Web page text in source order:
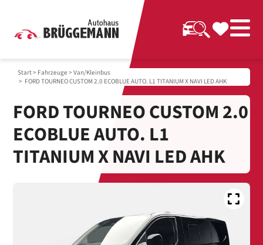
Start> Fahrzeuge >Van/Kleinbus
> FORD TOURNEO CUSTOM 2.0 ECOBLUE AUTO. L1 TITANIUM X NAVI LED AHK
FORD TOURNEO CUSTOM 2.0
ECOBLUE AUTO. L1
TITANIUM X NAVI LED AHK